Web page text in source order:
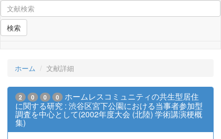
検索
ホーム 文献詳細
2 0 0 0
ホームレスコミュニティの共生型居住
に関する研究 : 渋谷区宮下公園における当事者参加型
調査を中心として(2002年度大会 (北陸) 学術講演梗概
集)